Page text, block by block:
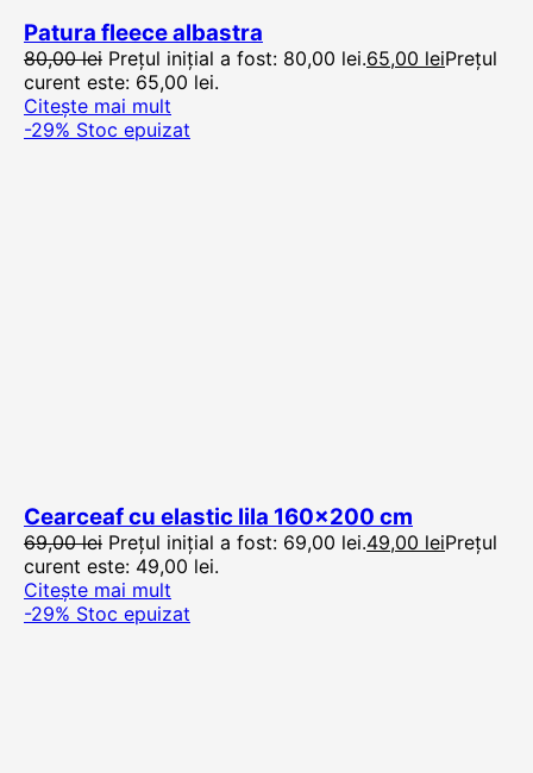
Patura fleece albastra
80,00lei Prețul inițial a fost: 80,00 lei.65,00 leiPrețul
curent este: 65,00 lei.
Citește mai mult
-29% Stoc epuizat
Cearceaf cu elastic lila 160×200 cm
69,00lei Prețul inițial a fost: 69,00 lei.49,00 leiPrețul
curent este: 49,00 lei.
Citește mai mult
-29% Stoc epuizat